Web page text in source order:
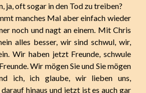
ja, oft sogar in den Tod zu treiben?
manches Mal aber einfach wieder
noch und nagt an einem. Mit Chris
alles besser, wir sind schwul, wir,
Wir haben jetzt Freunde, schwule
Wir mögen Sie und Sie mögen
ich, ich glaube, wir lieben uns,
hinaus und jetzt ist es auch gar